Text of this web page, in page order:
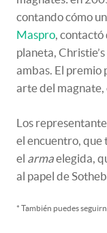
contando cómo
Maspro, contactó
planeta,
ambas. El premio
arte del magnate,
Los
el encuentro, que
el armaelegida,
al papel de
* También puedes